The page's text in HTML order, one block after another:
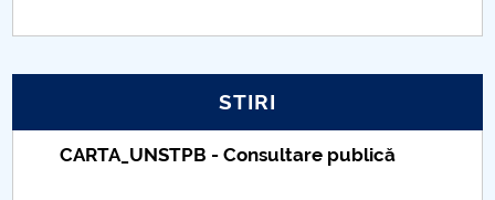
Proiect SU-ETIC
STIRI
CARTA_UNSTPB - Consultare publică